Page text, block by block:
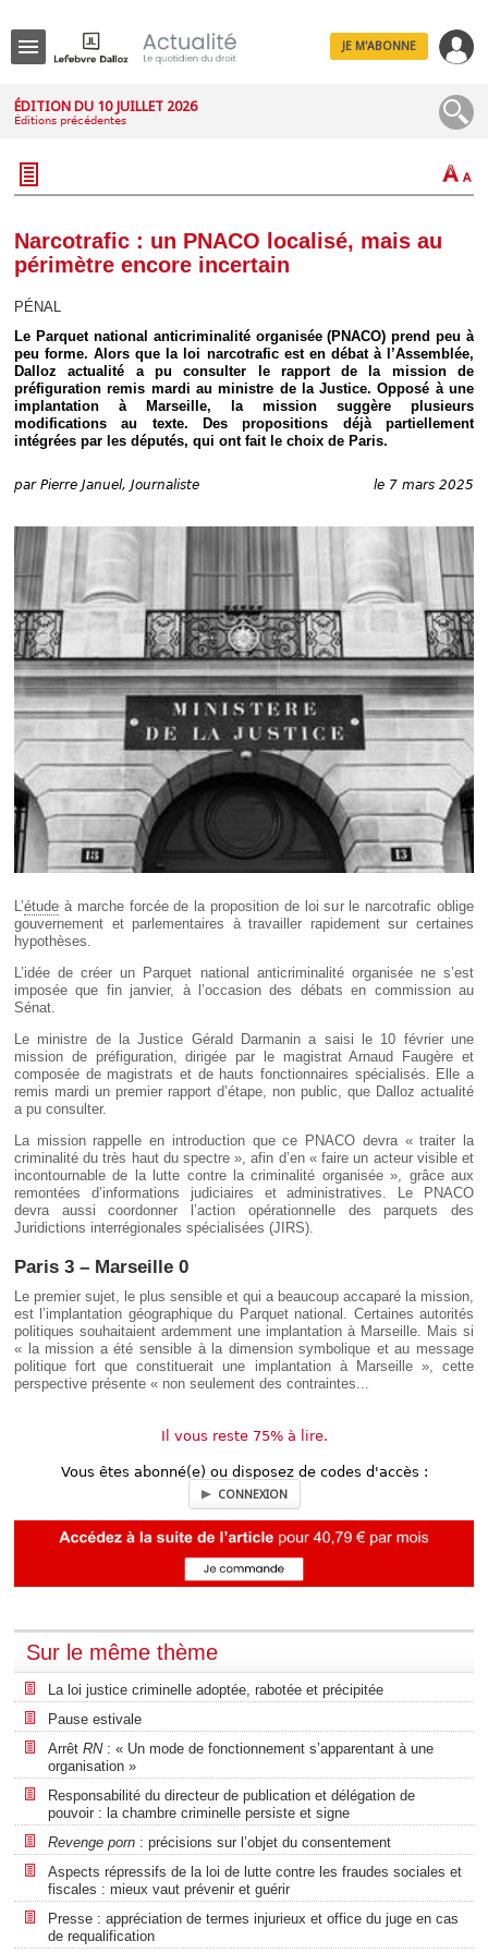
IT
JE M'ABONNE
ÉDITION DU 10 JUILLET 2026
Éditions précédentes
Narcotrafic : un PNACO localisé, mais au
périmètre encore incertain
PÉNAL
Le Parquet national anticriminalité organisée (PNACO) prend peu à
peu forme. Alors que la loi narcotrafic est en débat à l’Assemblée,
Dalloz actualité a pu consulter le rapport de la mission de
préfiguration remis mardi au ministre de la Justice. Opposé à une
implantation à Marseille, la mission suggère plusieurs
modifications au texte. Des propositions déjà partiellement
intégrées par les députés, qui ont fait le choix de Paris.
par Pierre Januel, Journaliste le 7 mars 2025
L’étude à marche forcée de la proposition de loi sur le narcotrafic oblige
gouvernement et parlementaires à travailler rapidement sur certaines
hypothèses.
L’idée de créer un Parquet national anticriminalité organisée ne s’est
imposée que fin janvier, à l’occasion des débats en commission au
Sénat.
Le ministre de la Justice Gérald Darmanin a saisi le 10 février une
mission de préfiguration, dirigée par le magistrat Arnaud Faugère et
composée de magistrats et de hauts fonctionnaires spécialisés. Elle a
remis mardi un premier rapport d’étape, non public, que Dalloz actualité
a pu consulter.
La mission rappelle en introduction que ce PNACO devra « traiter la
criminalité du très haut du spectre », afin d’en « faire un acteur visible et
incontournable de la lutte contre la criminalité organisée », grâce aux
remontées d’informations judiciaires et administratives. Le PNACO
devra aussi coordonner l’action opérationnelle des parquets des
Juridictions interrégionales spécialisées (JIRS).
Paris 3 – Marseille 0
Le premier sujet, le plus sensible et qui a beaucoup accaparé la mission,
est l’implantation géographique du Parquet national. Certaines autorités
politiques souhaitaient ardemment une implantation à Marseille. Mais si
« la mission a été sensible à la dimension symbolique et au message
politique fort que constituerait une implantation à Marseille », cette
perspective présente « non seulement des contraintes...
Il vous reste 75% à lire.
Vous êtes abonné(e) ou disposez de codes d'accès :
CONNEXION
Sur le même thème
La loi justice criminelle adoptée, rabotée et précipitée
Pause estivale
Arrêt RN: « Un mode de fonctionnement s’apparentant à une
organisation »
Responsabilité du directeur de publication et délégation de
pouvoir : la chambre criminelle persiste et signe
Revenge porn : précisions sur l’objet du consentement
Aspects répressifs de la loi de lutte contre les fraudes sociales et
fiscales : mieux vaut prévenir et guérir
Presse : appréciation de termes injurieux et office du juge en cas
de requalification